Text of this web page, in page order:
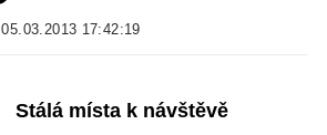
17:42:19
Stálá místa k návštěvě